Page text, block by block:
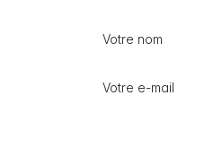
Votre nom
Votre e-mail